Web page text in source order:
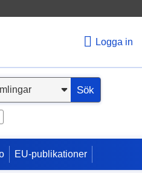
Logga in
Sök
EU-publikationer